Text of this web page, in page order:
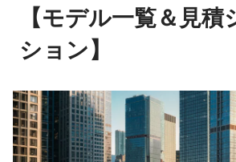
【モデル一覧＆見
ション】